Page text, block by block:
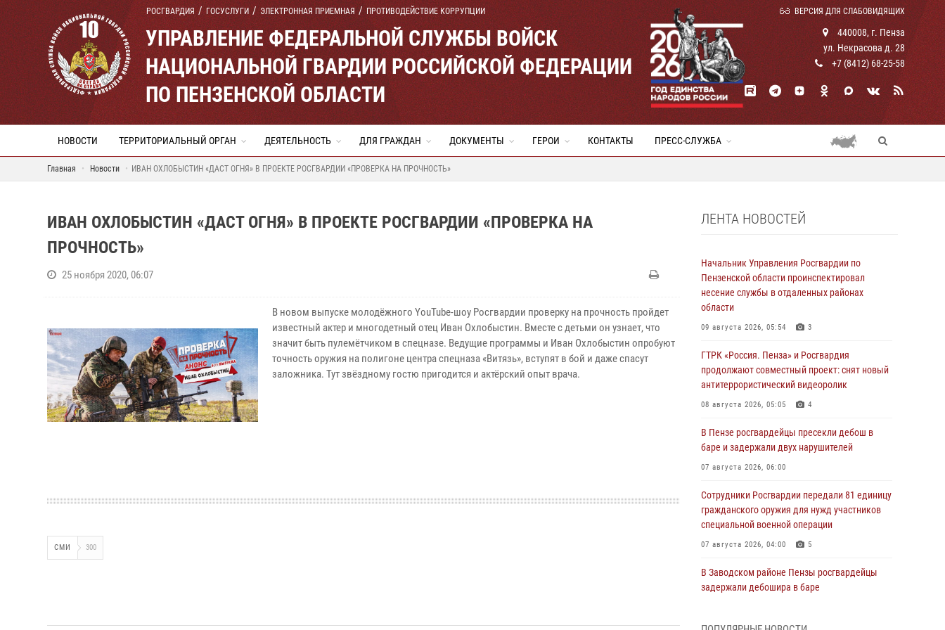
РОСГВАРДИЯ ГОСУСЛУГИ ЭЛЕКТРОННАЯ ПРИЕМНАЯ ПРОТИВОДЕЙСТВИЕ КОРРУПЦИИ ВЕРСИЯ ДЛЯ СЛАБОВИДЯЩИХ
УПРАВЛЕНИЕ ФЕДЕРАЛЬНОЙ СЛУЖБЫ ВОЙСК
НАЦИОНАЛЬНОЙ ГВАРДИИ РОССИЙСКОЙ ФЕДЕРАЦИИ
ПО ПЕНЗЕНСКОЙ ОБЛАСТИ
440008, г. Пенза
ул. Некрасова д. 28
+7 (8412) 68-25-58
НОВОСТИ ТЕРРИТОРИАЛЬНЫЙ ОРГАН ДЕЯТЕЛЬНОСТЬ ДЛЯ ГРАЖДАН ДОКУМЕНТЫ ГЕРОИ КОНТАКТЫ ПРЕСС-СЛУЖБА
Главная Новости ИВАН ОХЛОБЫСТИН «ДАСТ ОГНЯ» В ПРОЕКТЕ РОСГВАРДИИ «ПРОВЕРКА НА ПРОЧНОСТЬ»
ИВАН ОХЛОБЫСТИН «ДАСТ ОГНЯ» В ПРОЕКТЕ РОСГВАРДИИ «ПРОВЕРКА НА
ПРОЧНОСТЬ»
25 ноября 2020, 06:07
В новом выпуске молодёжного YouTube-шоу Росгвардии проверку на прочность пройдет
известный актер и многодетный отец Иван Охлобыстин. Вместе с детьми он узнает, что
значит быть пулемётчиком в спецназе. Ведущие программы и Иван Охлобыстин опробуют
точность оружия на полигоне центра спецназа «Витязь», вступят в бой и даже спасут
заложника. Тут звёздному гостю пригодится и актёрский опыт врача.
СМИ 300
ЛЕНТА НОВОСТЕЙ
Начальник Управления Росгвардии по
Пензенской области проинспектировал
несение службы в отдаленных районах
области
09 августа 2026, 05:54 3
ГТРК «Россия. Пенза» и Росгвардия
продолжают совместный проект: снят новый
антитеррористический видеоролик
08 августа 2026, 05:05 4
В Пензе росгвардейцы пресекли дебош в
баре и задержали двух нарушителей
07 августа 2026, 06:00
Сотрудники Росгвардии передали 81 единицу
гражданского оружия для нужд участников
специальной военной операции
07 августа 2026, 04:00 5
В Заводском районе Пензы росгвардейцы
задержали дебошира в баре